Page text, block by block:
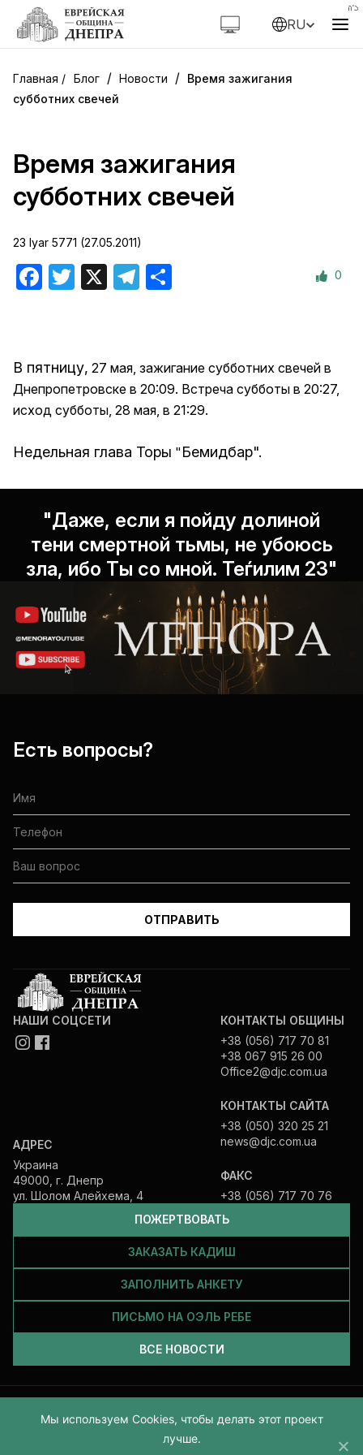
RU
Блог / Новости / Время зажигания
субботних свечей
Время зажигания
субботних свечей
23 Iyar 5771 (27.05.2011)
Facebook
Twitter Telegram 0
В пятницу, 27 мая, зажигание субботних свечей в
Днепропетровске в 20:09. Встреча субботы в 20:27,
исход субботы, 28 мая, в 21:29.
Недельная глава Торы "Бемидбар".
"Даже, если я пойду долиной
тени смертной тьмы, не убоюсь
зла, ибо Ты со мной. Теѓилим 23"
Есть вопросы?
ПОЖЕРТВОВАТЬ
ЗАКАЗАТЬ КАДИШ
ЗАПОЛНИТЬ АНКЕТУ
ПИСЬМО НА ОЭЛЬ РЕБЕ
ВСЕ НОВОСТИ
НАШИ СОЦСЕТИ
АДРЕС
Украина
49000, г. Днепр
ул. Шолом Алейхема, 4
КОНТАКТЫ ОБЩИНЫ
+38 (056) 717 70 81
+38 067 915 26 00
Office2@djc.com.ua
КОНТАКТЫ САЙТА
+38 (050) 320 25 21
news@djc.com.ua
ФАКС
+38 (056) 717 70 76
Все права защищены и принадлежат Еврейской общине Днепра.
2026
Мы используем Cookies, чтобы делать этот проект
лучше.